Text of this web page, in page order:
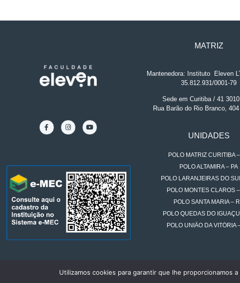
MATRIZ
Mantenedora: Instituto.
Eleven
35.812.931/0001-79
Sede em Curitiba / 41
Rua Barão do Rio Branco,
UNIDADES
POLO MATRIZ CURITIBA
POLO ALTAMIRA – PA
POLO LARANJEIRAS DO
POLO MONTES CLAROS
POLO SANTA MARIA –
POLO QUEDAS DO
POLO UNIÃO DA VITÓRIA
Utilizamos cookies para garantir que lhe proporcionamos